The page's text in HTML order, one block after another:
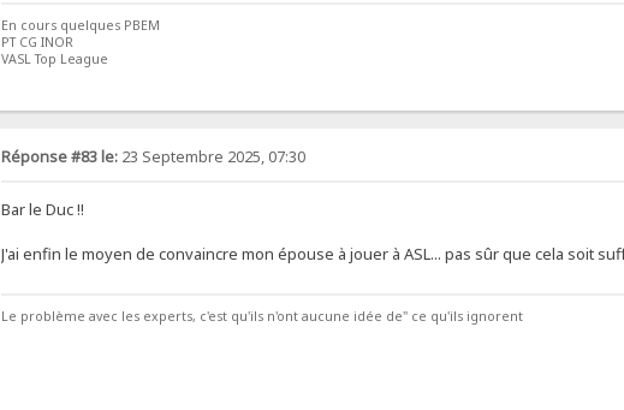
En cours quelques PBEM
PT CG INOR
VASL Top League
Réponse #83 le:23 Septembre 2025, 07:30
Bar le Duc !!
J'ai enfin le moyen de convaincre mon épouse à jouer à ASL... pas sûr que cela soit
Le problème avec les experts, c'est qu'ils n'ont aucune idée de" ce qu'ils ignorent